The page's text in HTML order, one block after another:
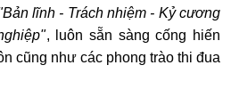
lĩnh - Trách nhiệm - Kỷ cương
, luôn sẵn sàng cống hiến
cũng như các phong trào thi đua